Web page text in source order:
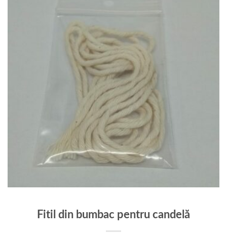
Fitil din bumbac pentru candelă